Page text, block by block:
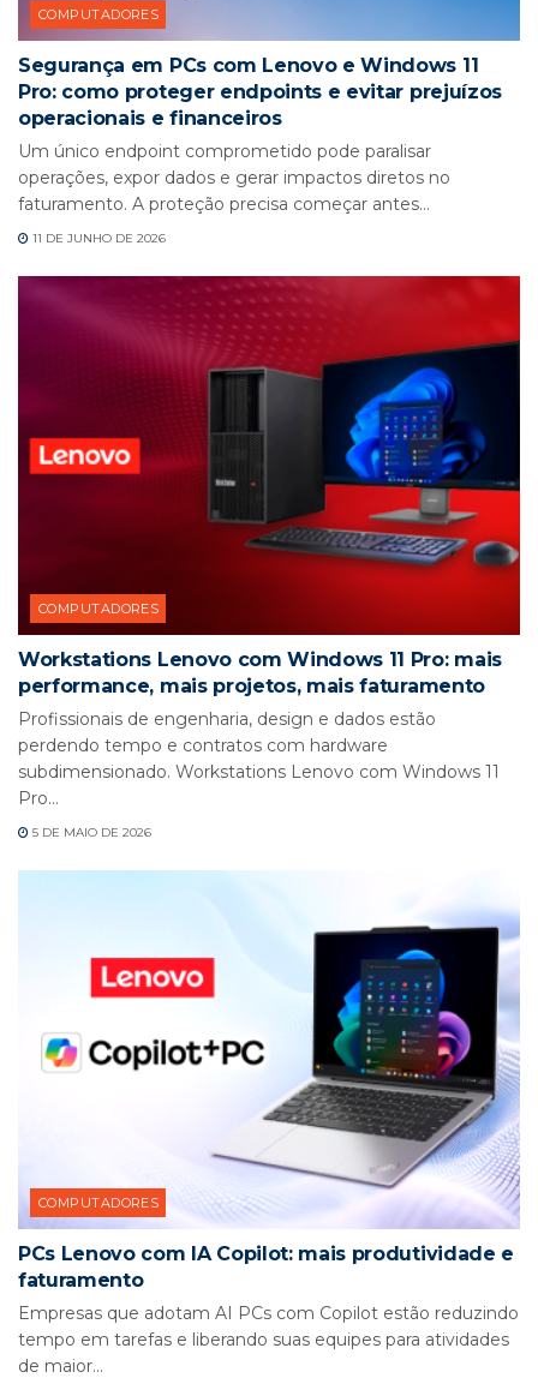
COMPUTADORES
Segurança em PCs com Lenovo e Windows 11
Pro: como proteger endpoints e evitar prejuízos
operacionais e financeiros
Um único endpoint comprometido pode paralisar
operações, expor dados e gerar impactos diretos no
faturamento. A proteção precisa começar antes...
11 DE JUNHO DE 2026
COMPUTADORES
Workstations Lenovo com Windows 11 Pro: mais
performance, mais projetos, mais faturamento
Profissionais de engenharia, design e dados estão
perdendo tempo e contratos com hardware
subdimensionado. Workstations Lenovo com Windows 11
Pro...
5 DE MAIO DE 2026
COMPUTADORES
PCs Lenovo com IA Copilot: mais produtividade e
faturamento
Empresas que adotam AI PCs com Copilot estão reduzindo
tempo em tarefas e liberando suas equipes para atividades
de maior...